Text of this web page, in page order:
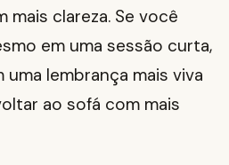
mais clareza. Se você
em uma sessão curta,
lembrança mais viva
ao sofá com mais